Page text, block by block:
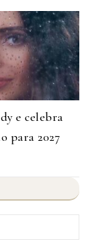
e celebra
para 2027